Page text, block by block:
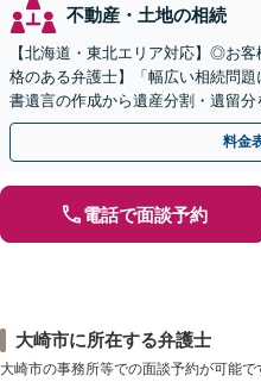
不動産・土地の相続
【北海道・東北エリア対応】◎お
格のある弁護士】「幅広い相続問
書遺言の作成から遺産分割・遺留
じた最適な方法をご提案します【夜
料金
電話で面談予約
大崎市に所在する弁護士
大崎市の事務所等での面談予約が可能で